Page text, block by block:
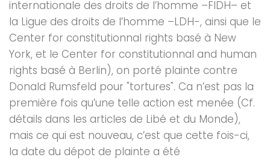
internationale des droits de l’homme –FIDH– et
la Ligue des droits de l’homme –LDH-, ainsi que le
Center for constitutionnal rights basé à New
York, et le Center for constitutionnal and human
rights basé à Berlin), on porté plainte contre
Donald Rumsfeld pour "tortures". Ca n’est pas la
première fois qu’une telle action est menée (Cf.
détails dans les articles de Libé et du Monde),
mais ce qui est nouveau, c’est que cette fois-ci,
la date du dépot de plainte a été